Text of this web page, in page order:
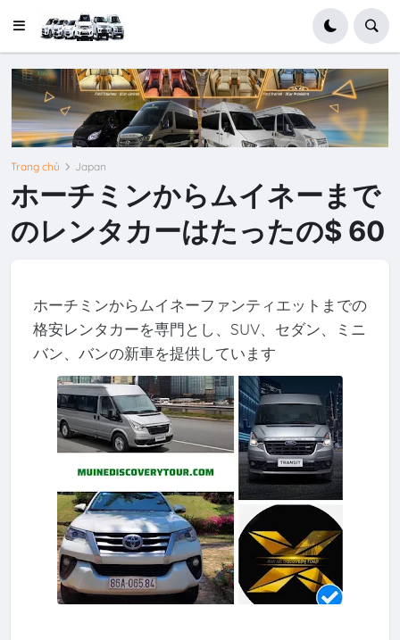
Trang chủ Japan
ホーチミンからムイネーまで
のレンタカーはたったの$ 60
ホーチミンからムイネーファンティエットまでの
格安レンタカーを専門とし、SUV、セダン、ミニ
バン、バンの新車を提供しています